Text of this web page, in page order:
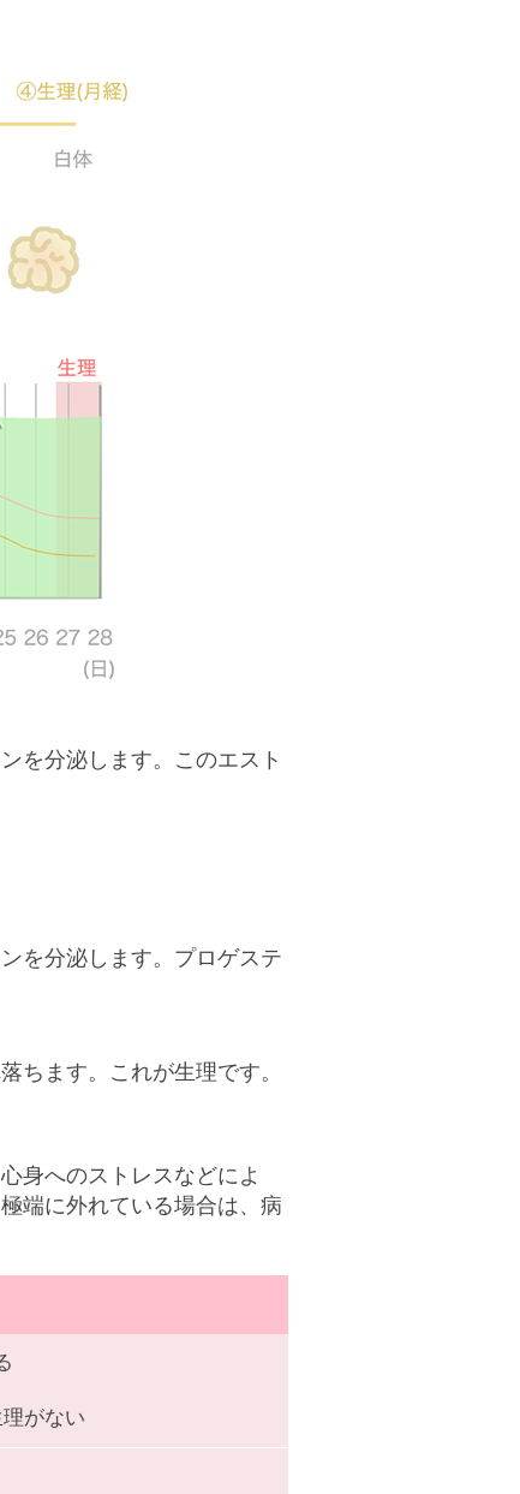
を分泌します。このエスト
を分泌します。プロゲステ
ちます。これが生理です。
身へのストレスなどによ
端に外れている場合は、病
がない